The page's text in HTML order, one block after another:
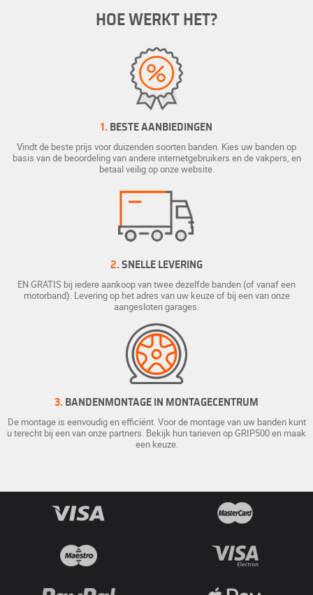
HOE WERKT HET?
1. BESTE AANBIEDINGEN
Vindt de beste prijs voor duizenden soorten banden. Kies uw banden op
basis van de beoordeling van andere internetgebruikers en de vakpers, en
betaal veilig op onze website.
2. SNELLE LEVERING
EN GRATIS bij iedere aankoop van twee dezelfde banden (of vanaf een
motorband). Levering op het adres van uw keuze of bij een van onze
aangesloten garages.
3. BANDENMONTAGE IN MONTAGECENTRUM
De montage is eenvoudig en efficiënt. Voor de montage van uw banden kunt
u terecht bij een van onze partners. Bekijk hun tarieven op GRIP500 en maak
een keuze.